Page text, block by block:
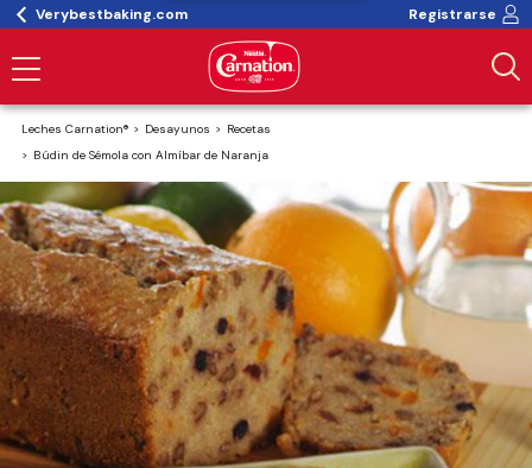
Verybestbaking.com Registrarse
Leches Carnation® Desayunos
Recetas
Búdin de Sémola con Almíbar de Naranja